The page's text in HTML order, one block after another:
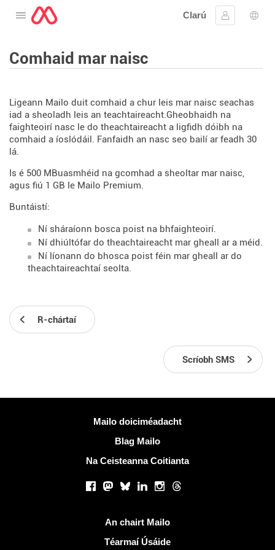
Oscail an roghchlár
Clarú
Sínigh
Comhaid mar naisc
Ligeann Mailo duit comhaid a chur leis mar naisc seachas
iad a sheoladh leis an teachtaireacht.Gheobhaidh na
faighteoirí nasc le do theachtaireacht a ligfidh dóibh na
comhaid a íoslódáil. Fanfaidh an nasc seo bailí ar feadh 30
lá.
Is é 500 MBuasmhéid na gcomhad a sheoltar mar naisc,
agus fiú 1 GB le Mailo Premium.
Buntáistí:
Ní sháraíonn bosca poist na bhfaighteoirí.
Ní dhiúltófar do theachtaireacht mar gheall ar a méid.
Ní líonann do bhosca poist féin mar gheall ar do
theachtaireachtaí seolta.
R-chártaí
Scríobh SMS
Mailo doiciméadacht
Blag Mailo
Na Ceisteanna Coitianta
Facebook
Mastodon
BlueskyLinkedInInstagram
Threads
An chairt Mailo
Téarmaí Úsáide